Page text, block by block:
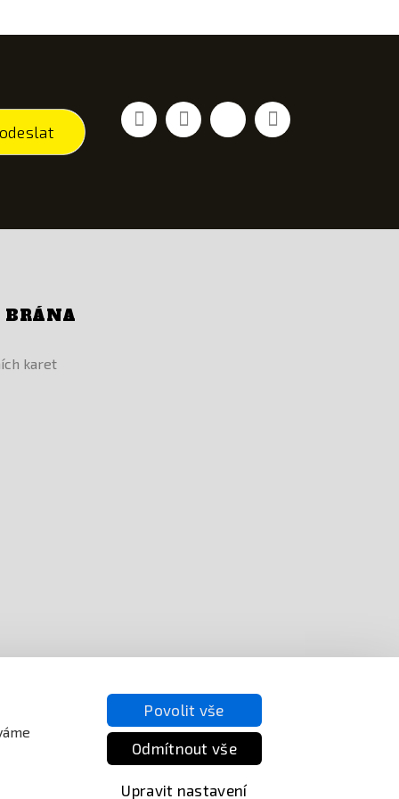
Povolit vše
Odmítnout vše
Upravit nastavení
FacebookYouTubeVimeo Instagram